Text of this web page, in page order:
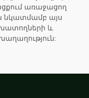
առաջացող
նկատմամբ այս
և